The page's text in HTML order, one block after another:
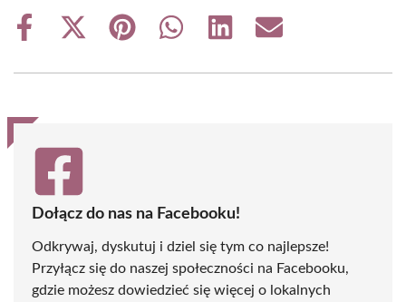
Share
Share
(Twitter)
Share
Share
Share
Share
Dołącz do nas na Facebooku!
Odkrywaj, dyskutuj i dziel się tym co najlepsze!
Przyłącz się do naszej społeczności na Facebooku,
gdzie możesz dowiedzieć się więcej o lokalnych